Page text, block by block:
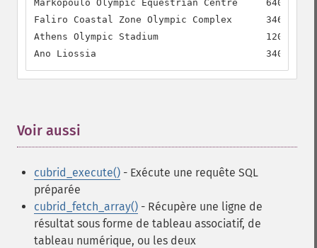
Markopoulo Olympic Equestrian Centre
Faliro Coastal Zone Olympic Complex
Athens Olympic Stadium                   120400.00
Ano Liossia                              34000.00
Voir aussi
cubrid_execute() - Exécute une requête SQL
préparée
cubrid_fetch_array() - Récupère une ligne de
résultat sous forme de tableau associatif, de
tableau numérique, ou les deux